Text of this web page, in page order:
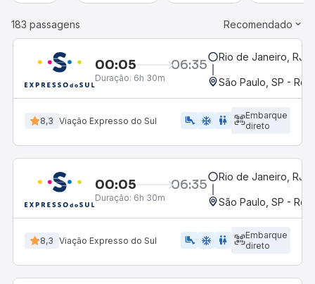
183 passagens Recomendado
00:05 06:35
Duração: 6h 30m
Rio de Janeiro, RJ -
São Paulo, SP -
8,3 Viação Expresso do Sul airline_seat_legroom_extra ac_unit WC
Embarque
direto
00:05 06:35
Duração: 6h 30m
Rio de Janeiro, RJ -
São Paulo, SP -
8,3 Viação Expresso do Sul airline_seat_legroom_extra ac_unit wc
Embarque
direto